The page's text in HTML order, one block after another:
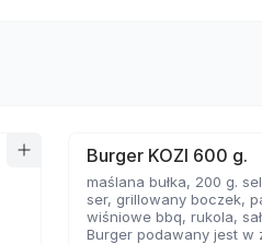
Burger KOZI 600 g.
maślana bułka, 200 g.
ser, grillowany boczek,
wiśniowe bbq, rukola,
Burger podawany jest w